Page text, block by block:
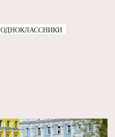
ОДНОКЛАССНИКИ